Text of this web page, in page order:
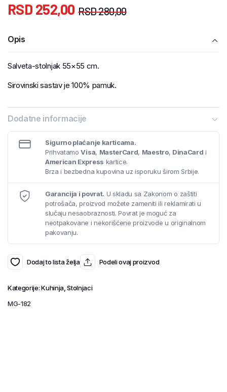
RSD280,00
RSD 252,00
Opis
Salveta-stolnjak 55×55 cm.
Sirovinski sastav je 100% pamuk.
Dodatne informacije
Sigurno plaćanje karticama.
PrihvatamoVisa, MasterCard, Maestro, DinaCard i
American Express kartice.
Brza i bezbedna kupovina uz isporuku širom Srbije.
Garancija i povrat. U skladu sa Zakonom o zaštiti
potrošača, proizvod možete zameniti ili reklamirati u
slučaju nesaobraznosti. Povrat je moguć za
neotpakovane i nekorišćene proizvode u originalnom
pakovanju.
Dodaj to lista želja Podeli ovaj proizvod
Kategorije:Kuhinja,Stolnjaci
MG-182